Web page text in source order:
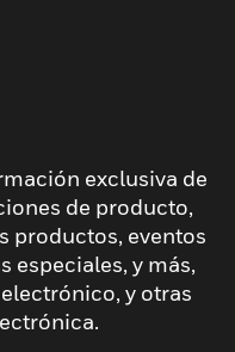
exclusiva de
de producto,
productos, eventos
especiales, y más,
y otras